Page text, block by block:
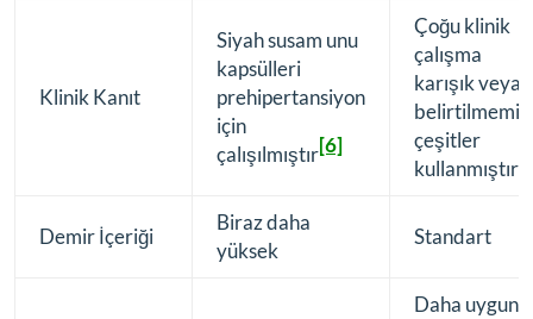
Klinik Kanıt
Siyah susam unu
kapsülleri
prehipertansiyon
için
çalışılmıştır[6]
Çoğu klinik
çalışma
karışık veya
belirtilmemiş
çeşitler
kullanmıştır
Demir İçeriği
Biraz daha
yüksek
Standart
Daha uygun